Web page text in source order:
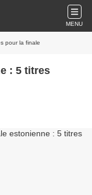
MENU
pour la finale
: 5 titres